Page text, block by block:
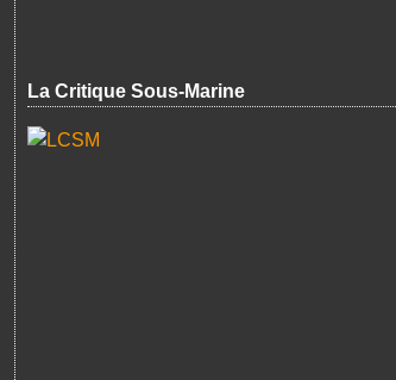
La Critique Sous-Marine